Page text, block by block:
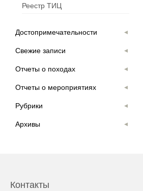
Реестр ТИЦ
Достопримечательности
Свежие записи
Отчеты о походах
Отчеты о мероприятиях
Рубрики
Архивы
Контакты